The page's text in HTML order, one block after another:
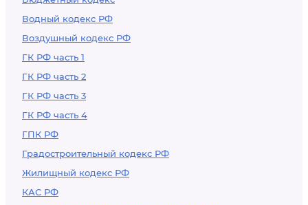
Водный кодекс РФ
Воздушный кодекс РФ
ГК РФ часть 1
ГК РФ часть 2
ГК РФ часть 3
ГК РФ часть 4
ГПК РФ
Градостроительный кодекс РФ
Жилищный кодекс РФ
КАС РФ